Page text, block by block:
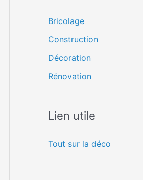
Bricolage
Construction
Décoration
Rénovation
Lien utile
Tout sur la déco